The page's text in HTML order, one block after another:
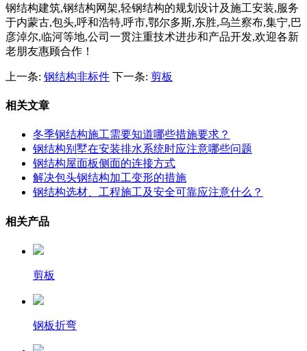
钢结构建筑,钢结构网架,轻钢结构的规划设计及施工安装,服务
于内蒙古,包头,呼和浩特,呼市,鄂尔多斯,东胜,乌兰察布,集宁,巴
彦淖尔,临河等地,公司一贯注重技术进步和产品开发,欢迎各新
老朋友惠顾合作！
上一条: 钢结构非标件 下一条: 剪板
相关文章
冬季钢结构施工需要知道哪些措施要求？
钢结构别墅在安装排水系统时应注意哪些问题
钢结构屋面板侧面的连接方式
解决包头钢结构加工变形的措施
钢结构选材、工程施工及安全可靠应注意什么？
相关产品
剪板
钢板折弯